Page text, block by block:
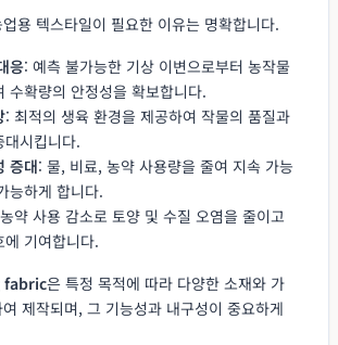
용 텍스타일이 필요한 이유는 명확합니다.
응: 예측 불가능한 기상 이변으로부터 농작물
수확량의 안정성을 확보합니다.
: 최적의 생육 환경을 제공하여 작물의 품질과
시킵니다.
증대: 물, 비료, 농약 사용량을 줄여 지속 가능
능하게 합니다.
약 사용 감소로 토양 및 수질 오염을 줄이고
에 기여합니다.
fabric은 특정 목적에 따라 다양한 소재와 가
제작되며, 그 기능성과 내구성이 중요하게